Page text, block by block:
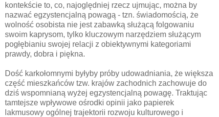
kontekście to, co, najoględniej rzecz ujmując, można by
nazwać egzystencjalną powagą - tzn. świadomością, że
wolność osobista nie jest zabawką służącą folgowaniu
swoim kaprysom, tylko kluczowym narzędziem służącym
pogłębianiu swojej relacji z obiektywnymi kategoriami
prawdy, dobra i piękna.
Dość karkołomnymi byłyby próby udowadniania, że większa
część mieszkańców tzw. krajów zachodnich zachowuje do
dziś wspomnianą wyżej egzystencjalną powagę. Traktując
tamtejsze wpływowe ośrodki opinii jako papierek
lakmusowy ogólnej trajektorii rozwoju kulturowego i